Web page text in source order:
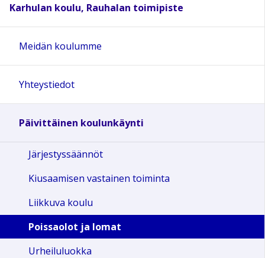
Karhulan koulu, Rauhalan toimipiste
Meidän koulumme
Yhteystiedot
Päivittäinen koulunkäynti
Järjestyssäännöt
Kiusaamisen vastainen toiminta
Liikkuva koulu
Poissaolot ja lomat
Urheiluluokka